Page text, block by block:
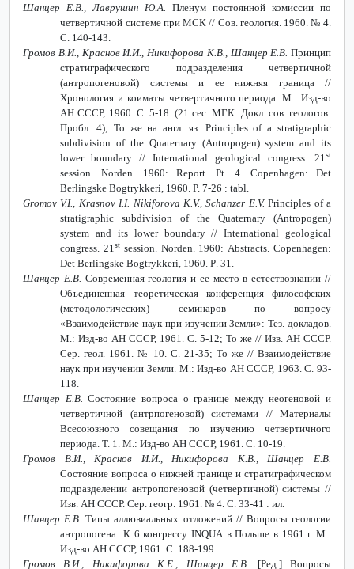
Шанцер Е.В., Лаврушин Ю.А. Пленум постоянной комиссии по
четвертичной системе при МСК // Сов. геология. 1960. № 4.
С. 140-143.
Громов В.И., Краснов И.И., Никифорова К.В., Шанцер Е.В. Принцип
стратиграфического подразделения четвертичной
(антропогеновой) системы и ее нижняя граница //
Хронология и коиматы четвертичного периода. М.: Изд-во
АН СССР, 1960. С. 5-18. (21 сес. МГК. Докл. сов. геологов:
Пробл.4); То же на англ. яз. Principles of a stratigraphic
subdivision of the Quaternary (Antropogen) system and its
lower boundary // International geological congress. 21st
session. Norden. 1960: Report. Pt. 4. Copenhagen: Det
Berlingske Bogtrykkeri, 1960. P. 7-26 : tabl.
Gromov V.I., Krasnov I.I. Nikiforova K.V., Schanzer E.V.Principles of a
stratigraphic subdivision of the Quaternary (Antropogen)
system and its lower boundary // International geological
congress.21st session. Norden. 1960:Abstracts.Copenhagen:
Det Berlingske Bogtrykkeri, 1960.P. 31.
Шанцер Е.В. Современная геология и ее место в естествознании //
Объединенная теоретическая конференция философских
(методологических) семинаров по вопросу
«Взаимодействие наук при изучении Земли»: Тез. докладов.
М.: Изд-во АН СССР, 1961. С. 5-12; То же // Изв. АН СССР.
Сер. геол. 1961. № 10. С. 21-35; То же // Взаимодействие
наук при изучении Земли. М.: Изд-во АН СССР, 1963. С. 93-
118.
Шанцер Е.В. Состояние вопроса о границе между неогеновой и
четвертичной (антрпогеновой) системами // Материалы
Всесоюзного совещания по изучению четвертичного
периода. Т. 1. М.: Изд-во АН СССР, 1961. С. 10-19.
Громов В.И., Краснов И.И., Никифорова К.В., Шанцер Е.В.
Состояние вопроса о нижней границе и стратиграфическом
подразделении антропогеновой (четвертичной) системы //
Изв. АН СССР. Сер. геогр. 1961. № 4. С. 33-41 : ил.
Шанцер Е.В. Типы аллювиальных отложений // Вопросы геологии
антропогена: К 6 конгрессу INQUAв Польше в 1961 г. М.:
Изд-во АН СССР, 1961. С. 188-199.
Громов В.И., Никифорова К.Е., Шанцер Е.В. [Ред.] Вопросы